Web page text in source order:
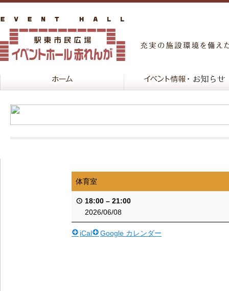
体育室
18:00 – 21:00
2026/06/08
iCal Google カレンダー